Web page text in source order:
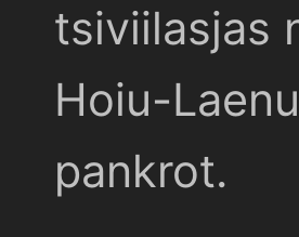
tsiviilasjas
Hoiu-
pankrot.